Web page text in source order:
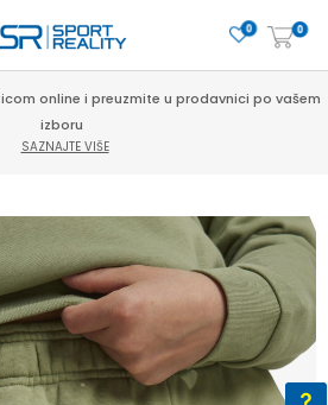
0
0
online i preuzmite u prodavnici po vašem
izboru
SAZNAJTE VIŠE